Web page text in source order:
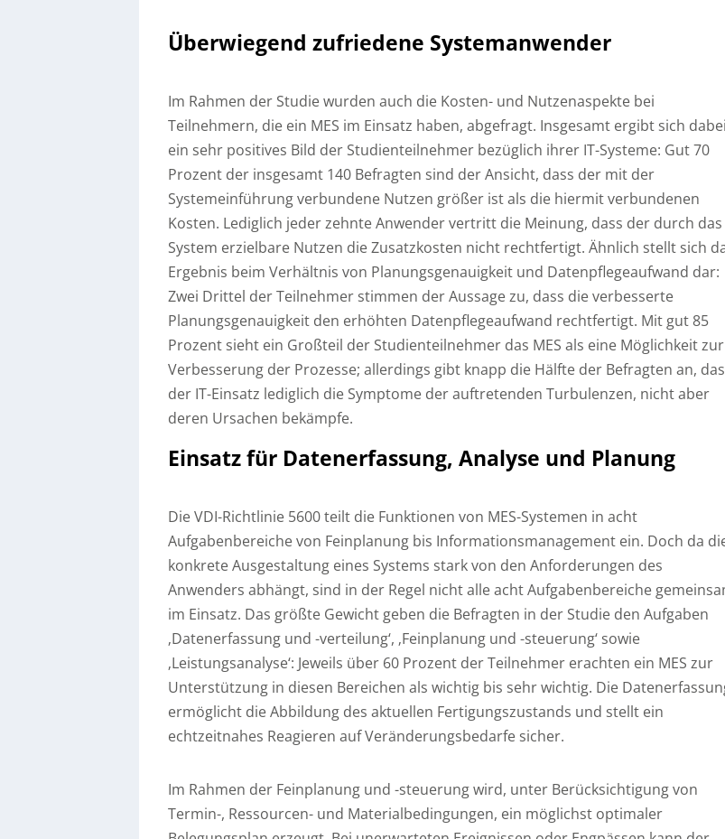
Überwiegend zufriedene Systemanwender
Im Rahmen der Studie wurden auch die Kosten- und Nutzenaspekte bei
Teilnehmern, die ein MES im Einsatz haben, abgefragt. Insgesamt ergibt sich dabei
ein sehr positives Bild der Studienteilnehmer bezüglich ihrer IT-Systeme: Gut 70
Prozent der insgesamt 140 Befragten sind der Ansicht, dass der mit der
Systemeinführung verbundene Nutzen größer ist als die hiermit verbundenen
Kosten. Lediglich jeder zehnte Anwender vertritt die Meinung, dass der durch das
System erzielbare Nutzen die Zusatzkosten nicht rechtfertigt. Ähnlich stellt sich
Ergebnis beim Verhältnis von Planungsgenauigkeit und Datenpflegeaufwand dar:
Zwei Drittel der Teilnehmer stimmen der Aussage zu, dass die verbesserte
Planungsgenauigkeit den erhöhten Datenpflegeaufwand rechtfertigt. Mit gut 85
Prozent sieht ein Großteil der Studienteilnehmer das MES als eine Möglichkeit zur
Verbesserung der Prozesse; allerdings gibt knapp die Hälfte der Befragten an,
der IT-Einsatz lediglich die Symptome der auftretenden Turbulenzen, nicht aber
deren Ursachen bekämpfe.
Einsatz für Datenerfassung, Analyse und Planung
Die VDI-Richtlinie 5600 teilt die Funktionen von MES-Systemen in acht
Aufgabenbereiche von Feinplanung bis Informationsmanagement ein. Doch da
konkrete Ausgestaltung eines Systems stark von den Anforderungen des
Anwenders abhängt, sind in der Regel nicht alle acht Aufgabenbereiche
im Einsatz. Das größte Gewicht geben die Befragten in der Studie den Aufgaben
‚Datenerfassung und -verteilung‘, ‚Feinplanung und -steuerung‘ sowie
‚Leistungsanalyse‘: Jeweils über 60 Prozent der Teilnehmer erachten ein MES zur
Unterstützung in diesen Bereichen als wichtig bis sehr wichtig. Die
ermöglicht die Abbildung des aktuellen Fertigungszustands und stellt ein
echtzeitnahes Reagieren auf Veränderungsbedarfe sicher.
Im Rahmen der Feinplanung und -steuerung wird, unter Berücksichtigung von
Termin-, Ressourcen- und Materialbedingungen, ein möglichst optimaler